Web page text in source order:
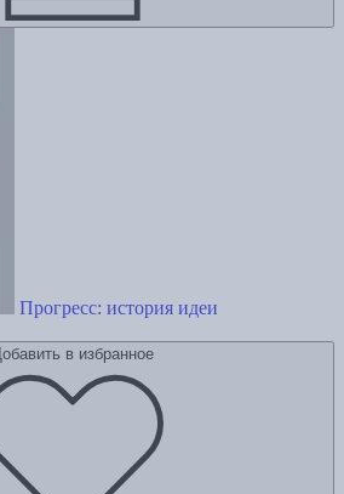
Прогресс: история идеи
в избранное